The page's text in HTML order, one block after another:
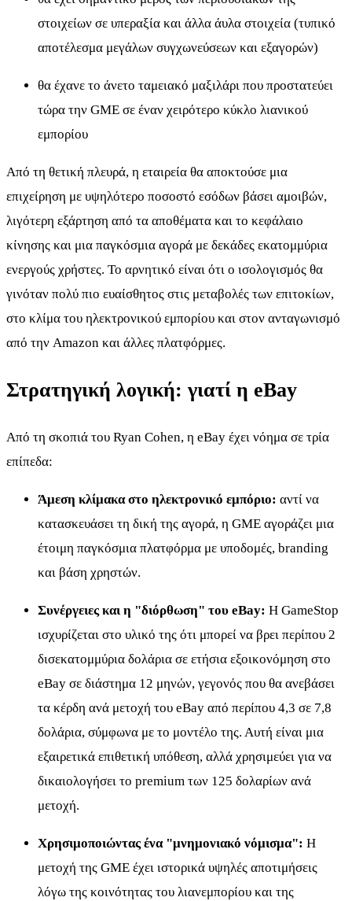
στοιχείων σε υπεραξία και άλλα άυλα στοιχεία (τυπικό
αποτέλεσμα μεγάλων συγχωνεύσεων και εξαγορών)
θα έχανε το άνετο ταμειακό μαξιλάρι που προστατεύει
τώρα την GME σε έναν χειρότερο κύκλο λιανικού
εμπορίου
Από τη θετική πλευρά, η εταιρεία θα αποκτούσε μια
επιχείρηση με υψηλότερο ποσοστό εσόδων βάσει αμοιβών,
λιγότερη εξάρτηση από τα αποθέματα και το κεφάλαιο
κίνησης και μια παγκόσμια αγορά με δεκάδες εκατομμύρια
ενεργούς χρήστες. Το αρνητικό είναι ότι ο ισολογισμός θα
γινόταν πολύ πιο ευαίσθητος στις μεταβολές των επιτοκίων,
στο κλίμα του ηλεκτρονικού εμπορίου και στον ανταγωνισμό
από την Amazon και άλλες πλατφόρμες.
Στρατηγική λογική: γιατί η eBay
Από τη σκοπιά του Ryan Cohen, η eBay έχει νόημα σε τρία
επίπεδα:
Άμεση κλίμακα στο ηλεκτρονικό εμπόριο: αντί να
κατασκευάσει τη δική της αγορά, η GME αγοράζει μια
έτοιμη παγκόσμια πλατφόρμα με υποδομές, branding
και βάση χρηστών.
Συνέργειες και η "διόρθωση" του eBay: Η GameStop
ισχυρίζεται στο υλικό της ότι μπορεί να βρει περίπου 2
δισεκατομμύρια δολάρια σε ετήσια εξοικονόμηση στο
eBay σε διάστημα 12 μηνών, γεγονός που θα ανεβάσει
τα κέρδη ανά μετοχή του eBay από περίπου 4,3 σε 7,8
δολάρια, σύμφωνα με το μοντέλο της. Αυτή είναι μια
εξαιρετικά επιθετική υπόθεση, αλλά χρησιμεύει για να
δικαιολογήσει το premium των 125 δολαρίων ανά
μετοχή.
Χρησιμοποιώντας ένα "μνημονιακό νόμισμα": Η
μετοχή της GME έχει ιστορικά υψηλές αποτιμήσεις
λόγω της κοινότητας του λιανεμπορίου και της